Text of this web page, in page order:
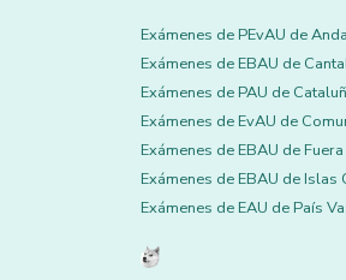
Exámenes de PEvAU de
Exámenes de EBAU de
Exámenes de PAU de
Exámenes de EvAU de
Exámenes de EBAU de
Exámenes de EBAU de Islas
Exámenes de EAU de País